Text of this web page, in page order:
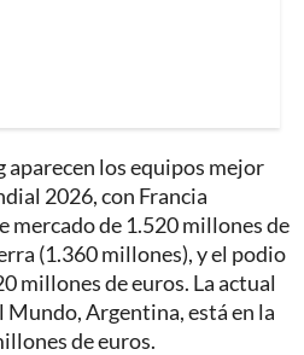
los equipos mejor
2026, con Francia
mercado de 1.520 millones de
(1.360 millones), y el podio
millones de euros. La actual
Mundo, Argentina, está en la
de euros.